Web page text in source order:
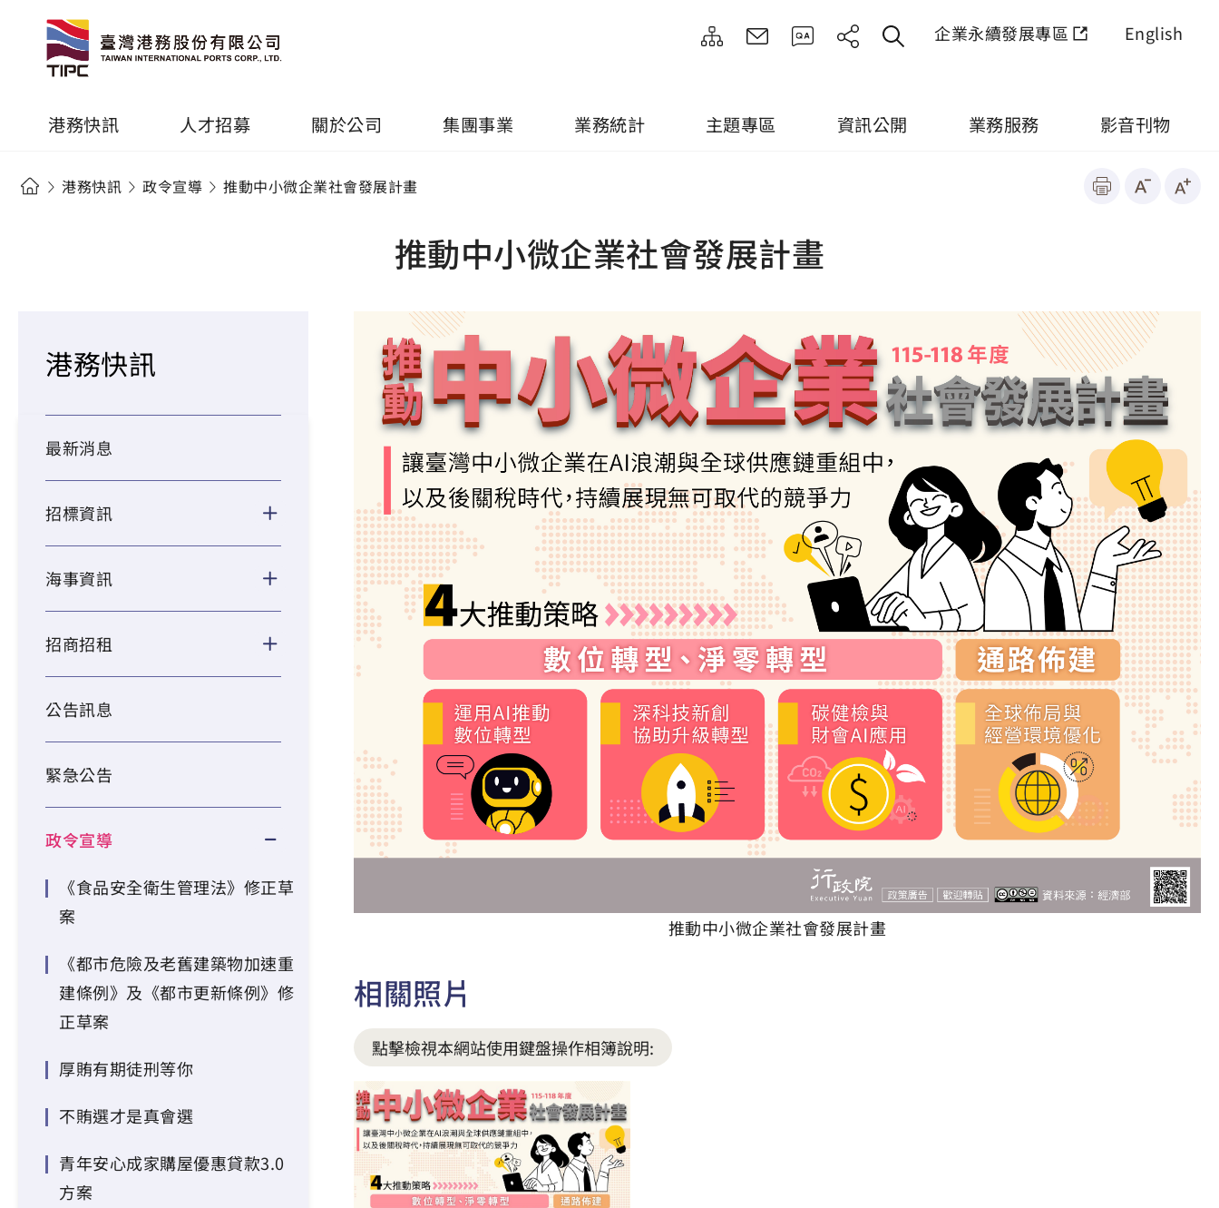
企業永續發展專區 English
港務快訊 人才招募 關於公司 集團事業 業務統計 主題專區 資訊公開 業務服務 影音刊物
港務快訊 政令宣導 推動中小微企業社會發展計畫
推動中小微企業社會發展計畫
港務快訊
最新消息
招標資訊
海事資訊
招商招租
公告訊息
緊急公告
政令宣導
《食品安全衛生管理法》修正草
案
《都市危險及老舊建築物加速重
建條例》及《都市更新條例》修
正草案
厚賄有期徒刑等你
不賄選才是真會選
青年安心成家購屋優惠貸款3.0
方案
推動中小微企業社會發展計畫
相關照片
點擊檢視本網站使用鍵盤操作相簿說明: